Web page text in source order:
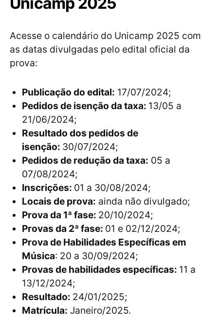
Acesse o calendário do Unicamp 2025 com
as datas divulgadas pelo edital oficial da
prova:
Publicação do edital: 17/07/2024;
Pedidos de isenção da taxa: 13/05 a
21/06/2024;
Resultado dos pedidos de
isenção: 30/07/2024;
Pedidos de redução da taxa: 05 a
07/08/2024;
Inscrições: 01 a 30/08/2024;
Locais de prova: ainda não divulgado;
Prova da 1ª fase: 20/10/2024;
Provas da 2ª fase: 01 e 02/12/2024;
Prova de Habilidades Específicas em
Música: 20 a 30/09/2024;
Provas de habilidades específicas: 11 a
13/12/2024;
Resultado: 24/01/2025;
Matrícula: Janeiro/2025.